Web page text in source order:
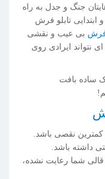
جنگ و جدل به راه
ابتدایی تابلو فرش
بی عیب و نقشی
نتواند ایرادی روی
تکنیک ساده بافت
قالی شما رعایت نشده،